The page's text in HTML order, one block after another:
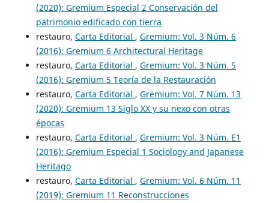
(2020): Gremium Especial 2 Conservación del
patrimonio edificado con tierra
restauro, Carta Editorial , Gremium: Vol. 3 Núm. 6
(2016): Gremium 6 Architectural Heritage
restauro, Carta Editorial , Gremium: Vol. 3 Núm. 5
(2016): Gremium 5 Teoría de la Restauración
restauro, Carta Editorial , Gremium: Vol. 7 Núm. 13
(2020): Gremium 13 Siglo XX y su nexo con otras
épocas
restauro, Carta Editorial , Gremium: Vol. 3 Núm. E1
(2016): Gremium Especial 1 Sociology and Japanese
Heritago
restauro, Carta Editorial , Gremium: Vol. 6 Núm. 11
(2019): Gremium 11 Reconstrucciones